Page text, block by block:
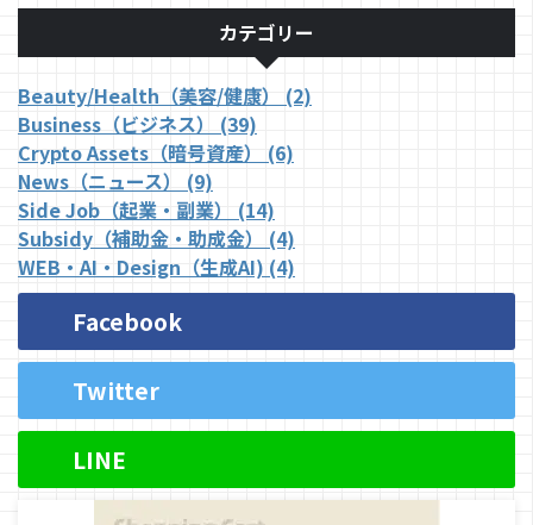
カテゴリー
Beauty/Health（美容/健康） (2)
Business（ビジネス） (39)
Crypto Assets（暗号資産） (6)
News（ニュース） (9)
Side Job（起業・副業） (14)
Subsidy（補助金・助成金） (4)
WEB・AI・Design（生成AI) (4)
Facebook
Twitter
LINE